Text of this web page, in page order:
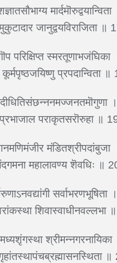
मार्दमॊरुद्वयान्विता
जानुद्वयविराजिता ॥
परिक्षिप्त स्मरतूणाभजंघिका
प्रपदान्विता
।
प्रभाजाल पराकृतसरॊरुहा ॥
मंडितश्रीपदांबुजा
महालावण्य शॆवधिः ॥
सर्वाभरणभूषिता ।
शिवास्वाधीनवल्लभा
श्रीमन्नगरनायिका